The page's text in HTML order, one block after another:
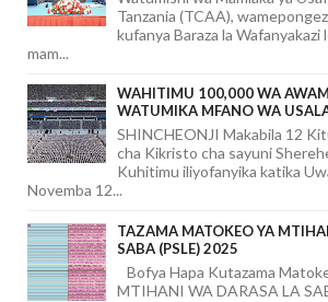
Tanzania (TCAA),
kufanya Baraza la
mam...
WAHITIMU 100,000 WA
WATUMIKA MFANO WA
SHINCHEONJI Makabila 12
cha Kikristo cha sayuni
Kuhitimu iliyofanyika katika
Novemba 12...
TAZAMA MATOKEO YA
SABA (PSLE) 2025
Bofya Hapa Kutazama
MTIHANI WA DARASA LA